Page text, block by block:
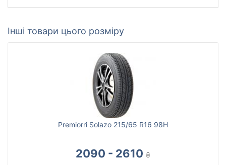
Інші товари цього розміру
Premiorri Solazo 215/65 R16 98H
2090 - 2610 ₴